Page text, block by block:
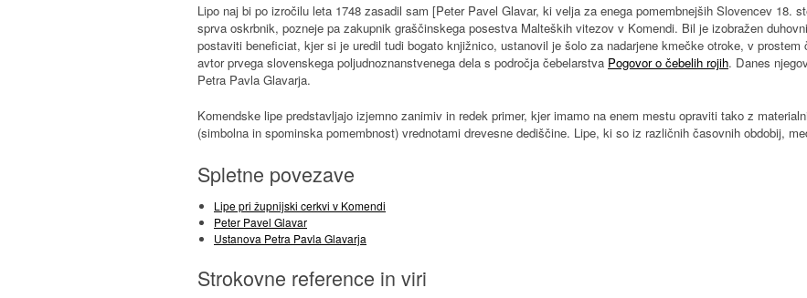
Lipo naj bi po izročilu leta 1748 zasadil sam [Peter Pavel Glavar, ki velja za enega pomembnejših Slovencev 18.
sprva oskrbnik, pozneje pa zakupnik graščinskega posestva Malteških vitezov v Komendi. Bil je izobražen
postaviti beneficiat, kjer si je uredil tudi bogato knjižnico, ustanovil je šolo za nadarjene kmečke otroke, v
avtor prvega slovenskega poljudnoznanstvenega dela s področja čebelarstva Pogovor o čebelih rojih. Danes
Petra Pavla Glavarja.
Komendske lipe predstavljajo izjemno zanimiv in redek primer, kjer imamo na enem mestu opraviti tako z
(simbolna in spominska pomembnost) vrednotami drevesne dediščine. Lipe, ki so iz različnih časovnih obdobij,
Spletne povezave
Lipe pri župnijski cerkvi v Komendi
Peter Pavel Glavar
Ustanova Petra Pavla Glavarja
Strokovne reference in viri